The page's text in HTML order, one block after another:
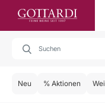
Neu % Aktionen